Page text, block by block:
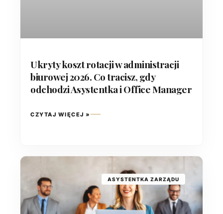
Ukryty koszt rotacji w administracji
biurowej 2026. Co tracisz, gdy
odchodzi Asystentka i Office Manager
CZYTAJ WIĘCEJ »
ASYSTENTKA ZARZĄDU